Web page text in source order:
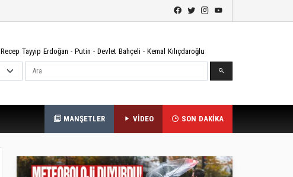
Recep Tayyip Erdoğan - Putin - Devlet Bahçeli - Kemal Kılıçdaroğlu
Ara
MANŞETLER VİDEO SON DAKİKA